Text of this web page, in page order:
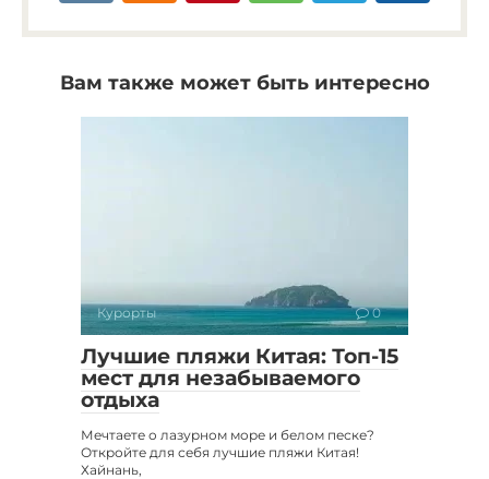
Вам также может быть интересно
Курорты 0
Лучшие пляжи Китая: Топ-15
мест для незабываемого
отдыха
Мечтаете о лазурном море и белом песке?
Откройте для себя лучшие пляжи Китая!
Хайнань,